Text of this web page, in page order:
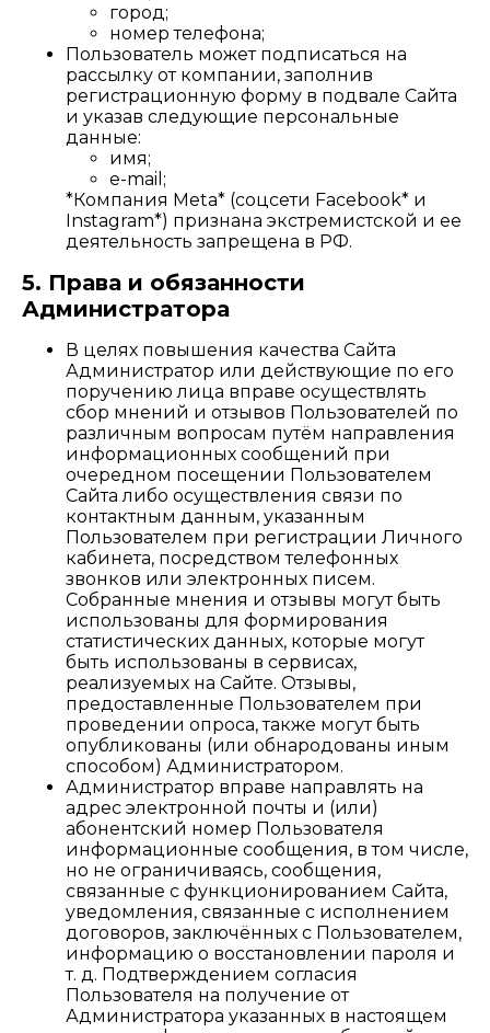
город;
номер телефона;
Пользователь может подписаться на
рассылку от компании, заполнив
регистрационную форму в подвале Сайта
и указав следующие персональные
данные:
имя;
e-mail;
*Компания Meta* (соцсети Facebook* и
Instagram*) признана экстремистской и ее
деятельность запрещена в РФ.
5. Права и обязанности
Администратора
В целях повышения качества Сайта
Администратор или действующие по его
поручению лица вправе осуществлять
сбор мнений и отзывов Пользователей по
различным вопросам путём направления
информационных сообщений при
очередном посещении Пользователем
Сайта либо осуществления связи по
контактным данным, указанным
Пользователем при регистрации Личного
кабинета, посредством телефонных
звонков или электронных писем.
Собранные мнения и отзывы могут быть
использованы для формирования
статистических данных, которые могут
быть использованы в сервисах,
реализуемых на Сайте. Отзывы,
предоставленные Пользователем при
проведении опроса, также могут быть
опубликованы (или обнародованы иным
способом) Администратором.
Администратор вправе направлять на
адрес электронной почты и (или)
абонентский номер Пользователя
информационные сообщения, в том числе,
но не ограничиваясь, сообщения,
связанные с функционированием Сайта,
уведомления, связанные с исполнением
договоров, заключённых с Пользователем,
информацию о восстановлении пароля и
т. д. Подтверждением согласия
Пользователя на получение от
Администратора указанных в настоящем